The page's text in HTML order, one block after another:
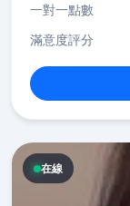
一對一點數
滿意度評分
在線